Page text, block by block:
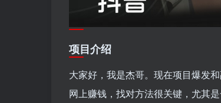
项目介绍
大家好，我是杰哥。现在项目爆发
网上赚钱，找对方法很关键，尤其